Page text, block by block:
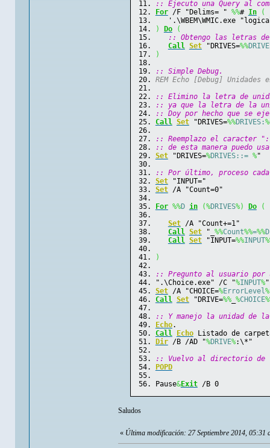
:: Ejecuto una Query al
For /F "Delims= " %%# In
(
'.\WBEM\WMIC.exe
)
Do
(
:: Obtengo las letras de
Call Set "DRIVES=%%
)
:: Simple Debug.
REM Echo [Debug] Unidades
:: Elimino la letra de
:: ya que la letra de la
:: Doy por hecho que se
Call Set "DRIVES=%%DRIVES:%
:: Reemplazo el caracter
:: de esta manera puedo
Set "DRIVES=%DRIVES::= %"
:: Por último, proceso
Set "INPUT="
Set /A "Count=0"
For %%D in (%DRIVES%) Do
(
Set /A
Call Set "_ %%Count%%=%%D
Call Set "INPUT=%%INPUT
)
:: Pregunto al usuario por
".\Choice.exe" /C "%INPUT%"
Set /A "CHOICE=%ErrorLevel%
Call Set "DRIVE=%%_ %CHOICE
:: Y manejo la unidad de la
Echo.
Call
Echo Listado de
Dir /B /AD "%DRIVE%:\*"
:: Vuelvo al directorio
POPD
Pause&Exit /B 0
Saludos
« Última modificación: 27 Septiembre 2014, 05:31